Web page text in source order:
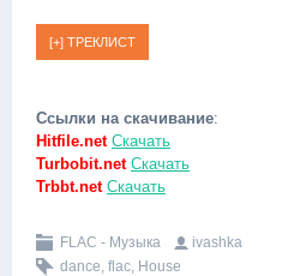
Ссылки на скачивание:
Hitfile.net Скачать
Turbobit.net Скачать
Trbbt.net Скачать
FLAC - Музыка
ivashka
dance, flac, House